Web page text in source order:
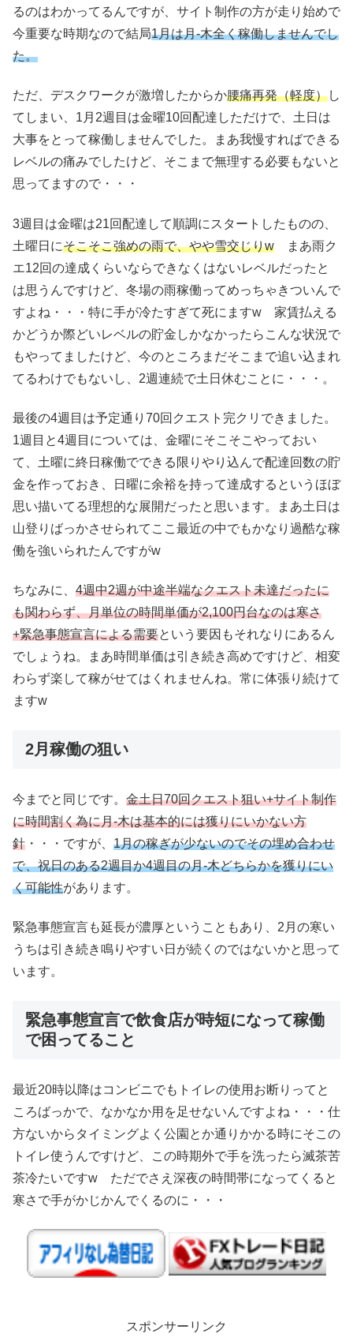
るのはわかってるんですが、サイト制作の方が走り始めで
今重要な時期なので結局1月は月-木全く稼働しませんでし
た。
ただ、デスクワークが激増したからか腰痛再発（軽度）し
てしまい、1月2週目は金曜10回配達しただけで、土日は
大事をとって稼働しませんでした。まあ我慢すればできる
レベルの痛みでしたけど、そこまで無理する必要もないと
思ってますので・・・
3週目は金曜は21回配達して順調にスタートしたものの、
土曜日にそこそこ強めの雨で、やや雪交じりw まあ雨ク
エ12回の達成くらいならできなくはないレベルだったと
は思うんですけど、冬場の雨稼働ってめっちゃきついんで
すよね・・・特に手が冷たすぎて死にますw 家賃払える
かどうか際どいレベルの貯金しかなかったらこんな状況で
もやってましたけど、今のところまだそこまで追い込まれ
てるわけでもないし、2週連続で土日休むことに・・・。
最後の4週目は予定通り70回クエスト完クリできました。
1週目と4週目については、金曜にそこそこやっておい
て、土曜に終日稼働でできる限りやり込んで配達回数の貯
金を作っておき、日曜に余裕を持って達成するというほぼ
思い描いてる理想的な展開だったと思います。まあ土日は
山登りばっかさせられてここ最近の中でもかなり過酷な稼
働を強いられたんですがw
ちなみに、 4週中2週が中途半端なクエスト未達だったに
も関わらず、月単位の時間単価が2,100円台なのは寒さ
+緊急事態宣言による需要という要因もそれなりにあるん
でしょうね。まあ時間単価は引き続き高めですけど、相変
わらず楽して稼がせてはくれませんね。常に体張り続けて
ますw
2月稼働の狙い
今までと同じです。 金土日70回クエスト狙い+サイト制作
に時間割く為に月-木は基本的には獲りにいかない方
針 ・・・ですが、 1月の稼ぎが少ないのでその埋め合わせ
で、祝日のある2週目か4週目の月-木どちらかを獲りにい
く可能性があります。
緊急事態宣言も延長が濃厚ということもあり、2月の寒い
うちは引き続き鳴りやすい日が続くのではないかと思って
います。
緊急事態宣言で飲食店が時短になって稼働
で困ってること
最近20時以降はコンビニでもトイレの使用お断りってと
ころばっかで、なかなか用を足せないんですよね・・・仕
方ないからタイミングよく公園とか通りかかる時にそこの
トイレ使うんですけど、この時期外で手を洗ったら滅茶苦
茶冷たいですw ただでさえ深夜の時間帯になってくると
寒さで手がかじかんでくるのに・・・
スポンサーリンク